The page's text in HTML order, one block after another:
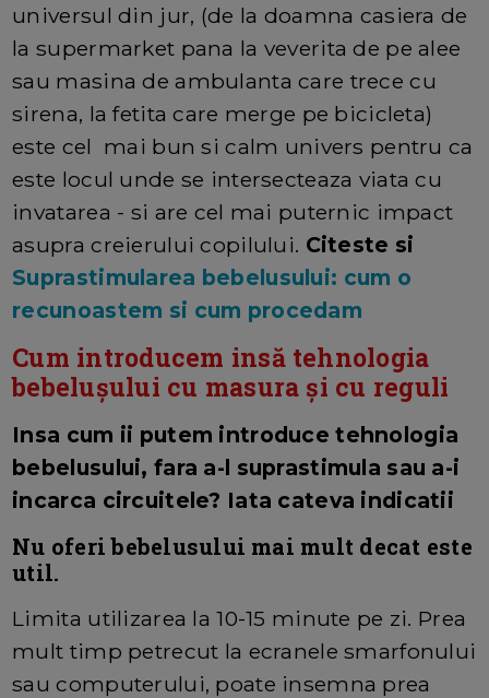
universul din jur, (de la doamna casiera de
la supermarket pana la veverita de pe alee
sau masina de ambulanta care trece cu
sirena, la fetita care merge pe bicicleta)
este cel mai bun si calm univers pentru ca
este locul unde se intersecteaza viata cu
invatarea - si are cel mai puternic impact
asupra creierului copilului. Citeste si
Suprastimularea bebelusului: cum o
recunoastem si cum procedam
Cum introducem insă tehnologia
bebelușului cu masura și cu reguli
Insa cum ii putem introduce tehnologia
bebelusului, fara a-l suprastimula sau a-i
incarca circuitele? Iata cateva indicatii
Nu oferi bebelusului mai mult decat este
util.
Limita utilizarea la 10-15 minute pe zi. Prea
mult timp petrecut la ecranele smarfonului
sau computerului, poate insemna prea